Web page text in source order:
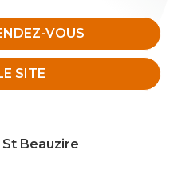
VOUS
SITE
St Beauzire